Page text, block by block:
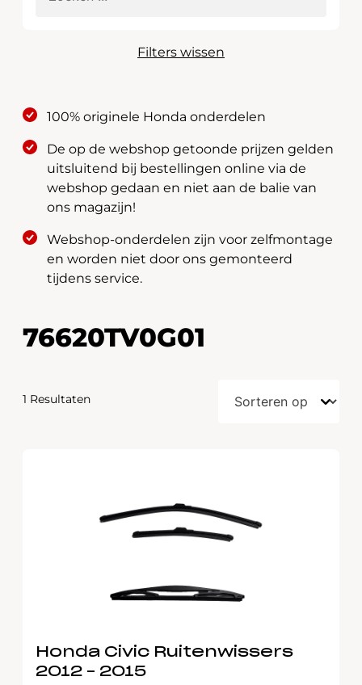
Filters wissen
100% originele Honda onderdelen
De op de webshop getoonde prijzen gelden
uitsluitend bij bestellingen online via de
webshop gedaan en niet aan de balie van
ons magazijn!
Webshop-onderdelen zijn voor zelfmontage
en worden niet door ons gemonteerd
tijdens service.
76620TV0G01
1 Resultaten
Honda Civic Ruitenwissers
2012 – 2015